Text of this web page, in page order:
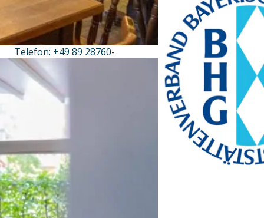
Prinz-Ludwig-Palais
Türkenstraße 7
80333 München
Telefon: +49 89 28760-
117
Fax: +49 89 28760-121
bayerischekueche@btg-